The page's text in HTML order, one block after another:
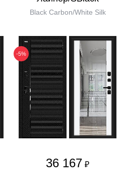
Black Carbon/White Silk
-5%
36 167 ₽